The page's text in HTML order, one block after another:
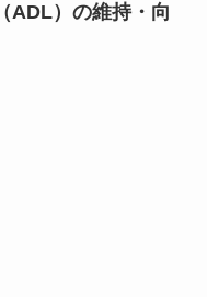
ADL）の維持・向